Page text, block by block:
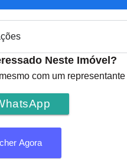
Neste Imóvel?
com um
Agora